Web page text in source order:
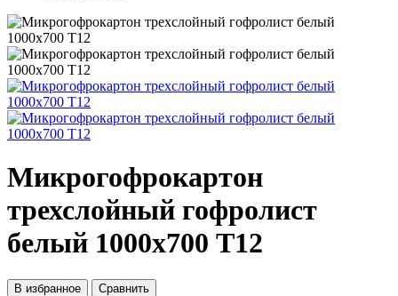
Микрогофрокартон
трехслойный гофролист
белый 1000х700 Т12
В избранное Сравнить